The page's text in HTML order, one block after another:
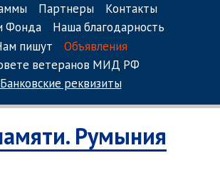
Партнеры
Контакты
Фонда
Наша благодарность
пишут
Объявления
ветеранов МИД РФ
Банковские реквизиты
Румыния